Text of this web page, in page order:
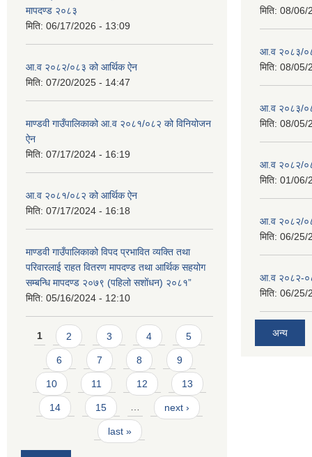
मापदण्ड २०८३
मिति: 06/17/2026 - 13:09
आ.व २०८२/०८३ को आर्थिक ऐन
मिति: 07/20/2025 - 14:47
माण्डवी गाउँपालिकाको आ.व २०८१/०८२ को विनियोजन
ऐन
मिति: 07/17/2024 - 16:19
आ.व २०८१/०८२ को आर्थिक ऐन
मिति: 07/17/2024 - 16:18
माण्डवी गाउँपालिकाको विपद प्रभावित व्यक्ति तथा
परिवारलाई राहत वितरण मापदण्ड तथा आर्थिक सहयोग
सम्बन्धि मापदण्ड २०७९ (पहिलो सशोंधन) २०८१”
मिति: 05/16/2024 - 12:10
Pages
1 2 3 4 5
6 7 8 9
10 11 12 13
14 15 … next ›
last »
मिति: 08/06/
आ.व २०८३/
मिति: 08/05/
आ.व २०८३/
मिति: 08/05/
आ.व २०८२/
मिति: 01/06/
आ.व २०८२/
मिति: 06/25/
आ.व २०८२-
मिति: 06/25/
अन्य